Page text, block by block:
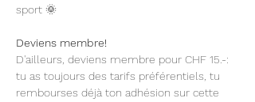
sport 🌞
Deviens membre!
D'ailleurs, deviens membre pour CHF 15.-:
tu as toujours des tarifs préférentiels, tu
rembourses déjà ton adhésion sur cette